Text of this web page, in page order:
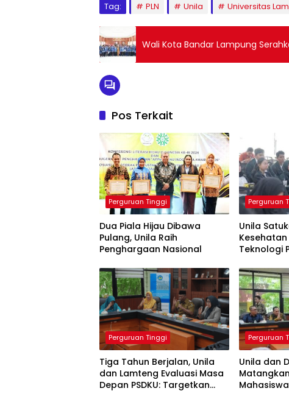
Tag: PLN Unila Universitas
Wali Kota Bandar Lampung
Pos Terkait
Perguruan Tinggi
Dua Piala Hijau Dibawa
Pulang, Unila Raih
Penghargaan Nasional
Perguruan
Unila
Kesehatan
Teknologi
Perguruan Tinggi
Tiga Tahun Berjalan, Unila
dan Lamteng Evaluasi Masa
Depan PSDKU: Targetkan
Perguruan
Unila dan